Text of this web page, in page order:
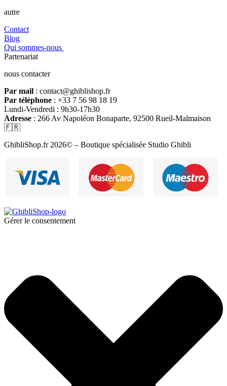
autre
Contact
Blog
Qui sommes-nous
Partenariat
nous contacter
Par mail : contact@ghiblishop.fr
Par téléphone : +33 7 56 98 18 19
Lundi-Vendredi : 9h30-17h30
Adresse : 266 Av Napoléon Bonaparte, 92500 Rueil-Malmaison
🇫🇷
GhibliShop.fr 2026© – Boutique spécialisée Studio Ghibli
Gérer le consentement